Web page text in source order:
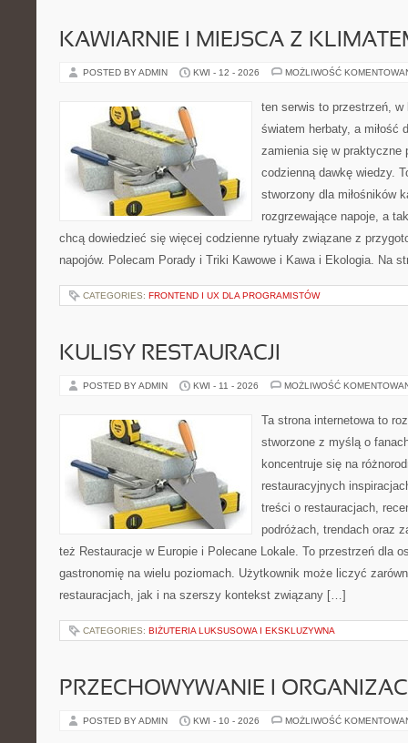
KAWIARNIE I MIEJSCA Z
POSTED BY ADMIN KWI - 12 - 2026 MOŻLIWOŚĆ
ten serwis to przestrzeń,
światem herbaty, a miłość
zamienia się w praktyczne
codzienną dawkę wiedzy.
stworzony dla miłośników
rozgrzewające napoje, a
chcą dowiedzieć się więcej codzienne rytuały związane z
napojów. Polecam Porady i Triki Kawowe i Kawa i Ekologia. Na
CATEGORIES: FRONTEND I UX DLA PROGRAMISTÓW
KULISY RESTAURACJI
POSTED BY ADMIN KWI - 11 - 2026 MOŻLIWOŚĆ
Ta strona internetowa to
stworzone z myślą o
koncentruje się na
restauracyjnych
treści o restauracjach,
podróżach, trendach oraz
też Restauracje w Europie i Polecane Lokale. To przestrzeń dla
gastronomię na wielu poziomach. Użytkownik może liczyć
restauracjach, jak i na szerszy kontekst związany […]
CATEGORIES: BIŻUTERIA LUKSUSOWA I EKSKLUZYWNA
PRZECHOWYWANIE I
POSTED BY ADMIN KWI - 10 - 2026 MOŻLIWOŚĆ